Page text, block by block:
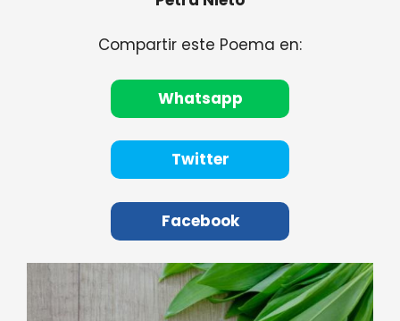
Compartir este Poema en:
Whatsapp
Twitter
Facebook